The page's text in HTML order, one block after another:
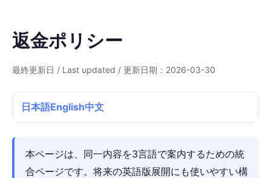
返金ポリシー
最終更新日 / Last updated / 更新日期：2026-03-30
日本語English中文
本ページは、同一内容を3言語で案内するための統
合ページです。将来の英語版展開にも使いやすい構